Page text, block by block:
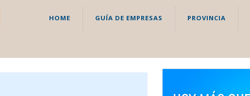
HOME GUÍA DE EMPRESAS PROVINCIA